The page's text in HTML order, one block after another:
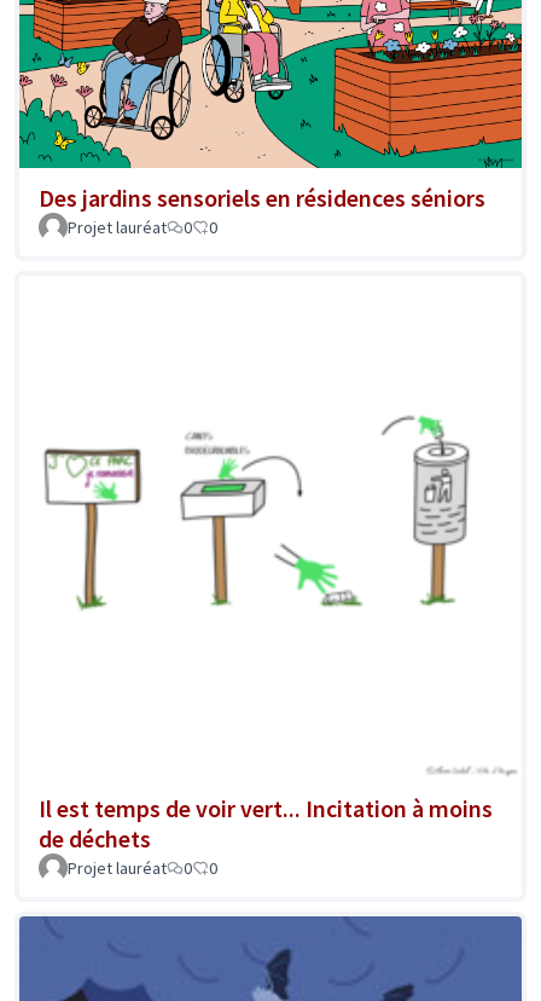
Des jardins sensoriels en résidences séniors
Projet lauréat 0 0
Il est temps de voir vert... Incitation à moins
de déchets
Projet lauréat 0 0